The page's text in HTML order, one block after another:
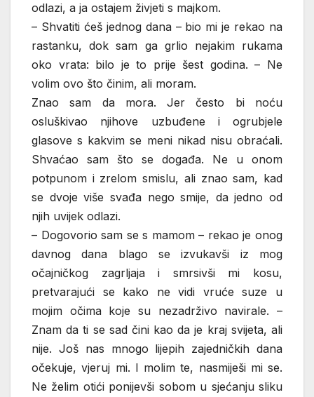
odlazi, a ja ostajem živjeti s majkom.
– Shvatiti ćeš jednog dana – bio mi je rekao na
rastanku, dok sam ga grlio nejakim rukama
oko vrata: bilo je to prije šest godina. – Ne
volim ovo što činim, ali moram.
Znao sam da mora. Jer često bi noću
osluškivao njihove uzbuđene i ogrubjele
glasove s kakvim se meni nikad nisu obraćali.
Shvaćao sam što se događa. Ne u onom
potpunom i zrelom smislu, ali znao sam, kad
se dvoje više svađa nego smije, da jedno od
njih uvijek odlazi.
– Dogovorio sam se s mamom – rekao je onog
davnog dana blago se izvukavši iz mog
očajničkog zagrljaja i smrsivši mi kosu,
pretvarajući se kako ne vidi vruće suze u
mojim očima koje su nezadrživo navirale. –
Znam da ti se sad čini kao da je kraj svijeta, ali
nije. Još nas mnogo lijepih zajedničkih dana
očekuje, vjeruj mi. I molim te, nasmiješi mi se.
Ne želim otići ponijevši sobom u sjećanju sliku